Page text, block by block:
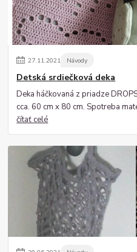
27.11.2021 Návody
Detská srdiečková deka
Deka háčkovaná z priadze
cca. 60 cm x 80 cm. Spotreba
čítať celé